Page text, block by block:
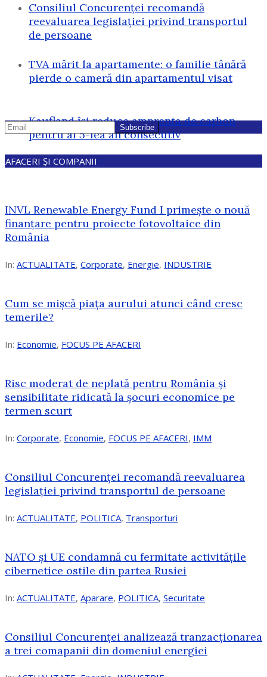
Consiliul Concurenței recomandă
reevaluarea legislației privind transportul
de persoane
TVA mărit la apartamente: o familie tânără
pierde o cameră din apartamentul visat
Kaufland își reduce amprenta de carbon
pentru al 5-lea an consecutiv
AFACERI ȘI COMPANII
INVL Renewable Energy Fund I primește o nouă
finanțare pentru proiecte fotovoltaice din
România
In: ACTUALITATE, Corporate, Energie, INDUSTRIE
Cum se mișcă piața aurului atunci când cresc
temerile?
In: Economie, FOCUS PE AFACERI
Risc moderat de neplată pentru România și
sensibilitate ridicată la șocuri economice pe
termen scurt
In: Corporate, Economie, FOCUS PE AFACERI, IMM
Consiliul Concurenței recomandă reevaluarea
legislației privind transportul de persoane
In: ACTUALITATE, POLITICA, Transporturi
NATO și UE condamnă cu fermitate activitățile
cibernetice ostile din partea Rusiei
In: ACTUALITATE, Aparare, POLITICA, Securitate
Consiliul Concurenţei analizează tranzacționarea
a trei comapanii din domeniul energiei